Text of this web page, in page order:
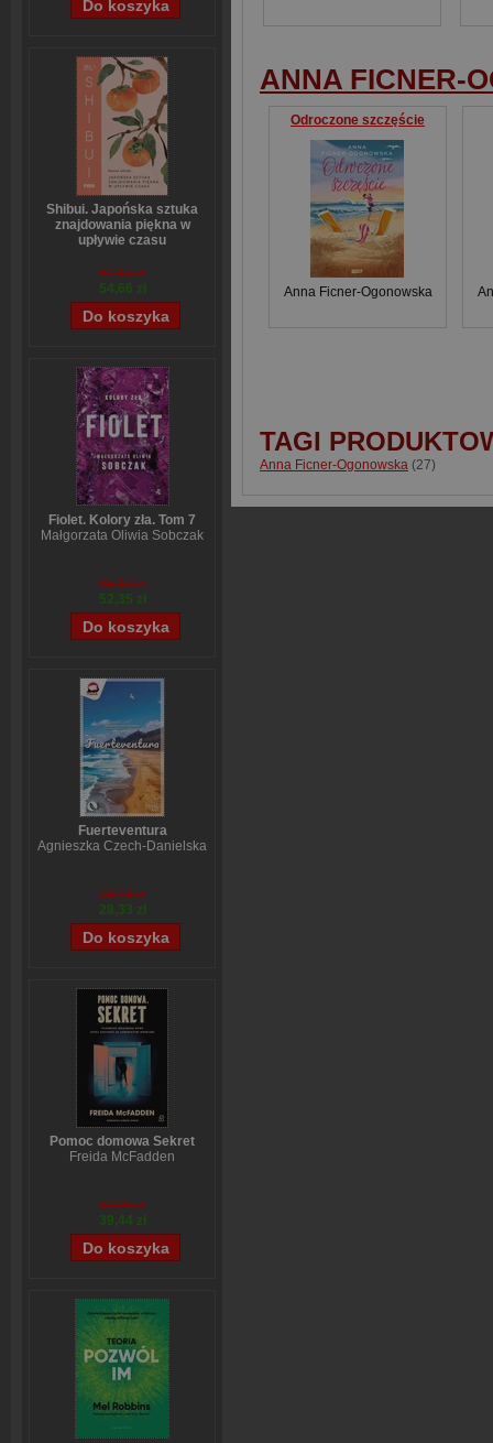
Shibui. Japońska sztuka
znajdowania piękna w
upływie czasu
64,13 zł
54,66 zł
Fiolet. Kolory zła. Tom 7
Małgorzata Oliwia Sobczak
65,19 zł
52,35 zł
Fuerteventura
Agnieszka Czech-Danielska
38,44 zł
28,33 zł
Pomoc domowa Sekret
Freida McFadden
52,25 zł
39,44 zł
ANNA FICNER-
Odroczone szczęście
Anna Ficner-Ogonowska
TAGI
Anna Ficner-Ogonowska (27)